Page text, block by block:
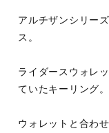
アルチザンシリー
ス。
ライダースウォレ
ていたキーリング。
ウォレットと合わせ